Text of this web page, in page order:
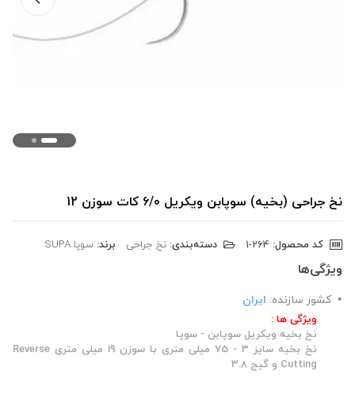
نخ جراحی (بخیه) سوپابن ویکریل 6/0 کات سوزن 12
کد محصول: دسته‌بندی: نخ جراحی برند: سوپا SUPA
ویژگی‌ها
کشور سازنده: ایران
ویژگی ها :
نخ بخیه ویکریل سوپابن - سوپا
نخ بخیه سایز 3 - 75 میلی متری با سوزن 19 میلی متری Reverse
Cutting و گیج 3.8